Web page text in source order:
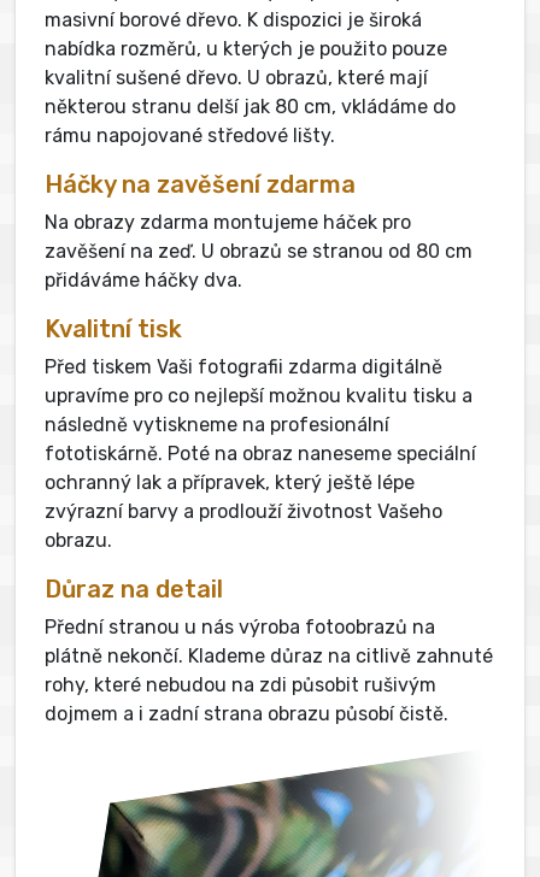
masivní borové dřevo. K dispozici je široká
nabídka rozměrů, u kterých je použito pouze
kvalitní sušené dřevo. U obrazů, které mají
některou stranu delší jak 80 cm, vkládáme do
rámu napojované středové lišty.
Háčky na zavěšení zdarma
Na obrazy zdarma montujeme háček pro
zavěšení na zeď. U obrazů se stranou od 80 cm
přidáváme háčky dva.
Kvalitní tisk
Před tiskem Vaši fotografii zdarma digitálně
upravíme pro co nejlepší možnou kvalitu tisku a
následně vytiskneme na profesionální
fototiskárně. Poté na obraz naneseme speciální
ochranný lak a přípravek, který ještě lépe
zvýrazní barvy a prodlouží životnost Vašeho
obrazu.
Důraz na detail
Přední stranou u nás výroba fotoobrazů na
plátně nekončí. Klademe důraz na citlivě zahnuté
rohy, které nebudou na zdi působit rušivým
dojmem a i zadní strana obrazu působí čistě.